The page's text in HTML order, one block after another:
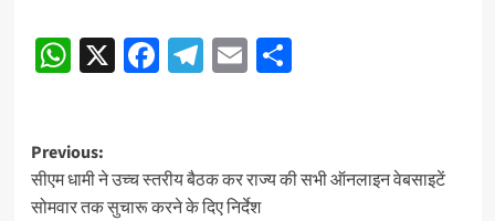
Continue
Reading
WhatsApp
X Facebook
Telegram
EmailShare
Post
navigation
Previous:
सीएम धामी ने उच्च स्तरीय बैठक कर राज्य की सभी ऑनलाइन वेबसाइटें
सोमवार तक सुचारू करने के दिए निर्देश